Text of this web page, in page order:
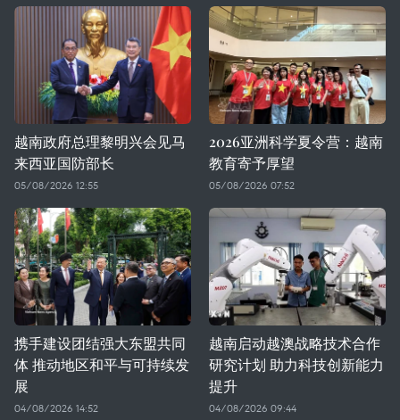
越南政府总理黎明兴会见马
来西亚国防部长
05/08/2026 12:55
2026亚洲科学夏令营：越南
教育寄予厚望
05/08/2026 07:52
携手建设团结强大东盟共同
体 推动地区和平与可持续发
展
04/08/2026 14:52
越南启动越澳战略技术合作
研究计划 助力科技创新能力
提升
04/08/2026 09:44